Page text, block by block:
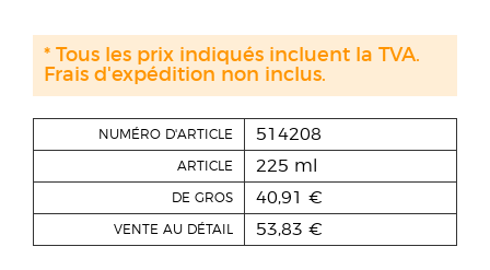
NUMÉRO D'ARTICLE 514208
ARTICLE 225 ml
DE GROS 40,91 €
VENTE AU DÉTAIL 53,83 €
* Tous les prix indiqués incluent la TVA.
Frais d'expédition non inclus.